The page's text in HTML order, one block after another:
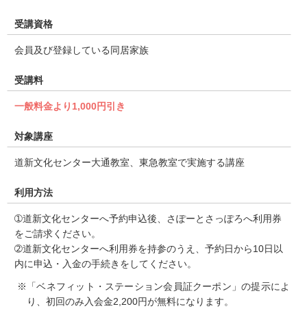
受講資格
会員及び登録している同居家族
受講料
一般料金より1,000円引き
対象講座
道新文化センター大通教室、東急教室で実施する講座
利用方法
➀道新文化センターへ予約申込後、さぽーとさっぽろへ利用券
をご請求ください。
➁道新文化センターへ利用券を持参のうえ、予約日から10日以
内に申込・入金の手続きをしてください。
※「ベネフィット・ステーション会員証クーポン」の提示によ
り、初回のみ入会金2,200円が無料になります。